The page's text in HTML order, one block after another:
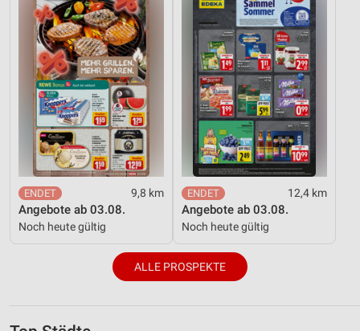
9,8 km
Angebote ab 03.08.
Noch heute gültig
12,4 km
Angebote ab 03.08.
Noch heute gültig
ALLE PROSPEKTE